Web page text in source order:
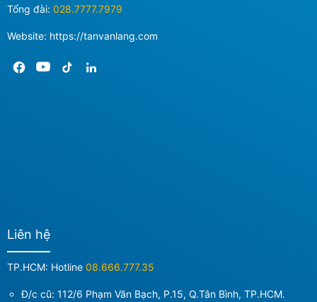
Tổng đài: 028.7777.7979
Website: https://tanvanlang.com
Liên hệ
TP.HCM: Hotline 08.666.777.35
Đ/c cũ: 112/6 Phạm Văn Bạch, P.15, Q.Tân Bình, TP.HCM.